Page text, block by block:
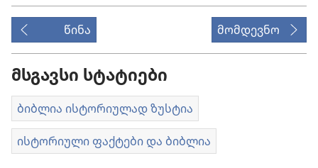
წინა მომდევნო
მსგავსი სტატიები
ბიბლია ისტორიულად ზუსტია
ისტორიული ფაქტები და ბიბლია